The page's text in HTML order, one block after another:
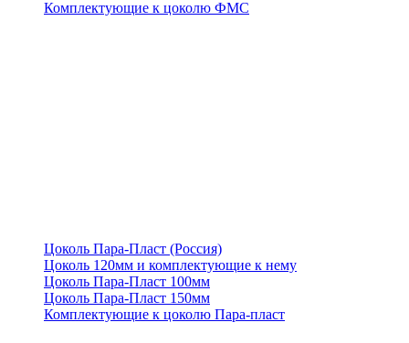
Комплектующие к цоколю ФМС
Цоколь Пара-Пласт (Россия)
Цоколь 120мм и комплектующие к нему
Цоколь Пара-Пласт 100мм
Цоколь Пара-Пласт 150мм
Комплектующие к цоколю Пара-пласт